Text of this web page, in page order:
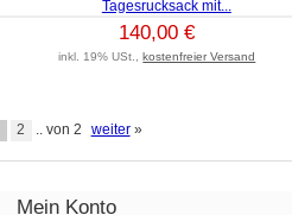
140,00 €
inkl. 19% USt.,kostenfreier Versand
2 .. von 2 weiter»
Mein Konto